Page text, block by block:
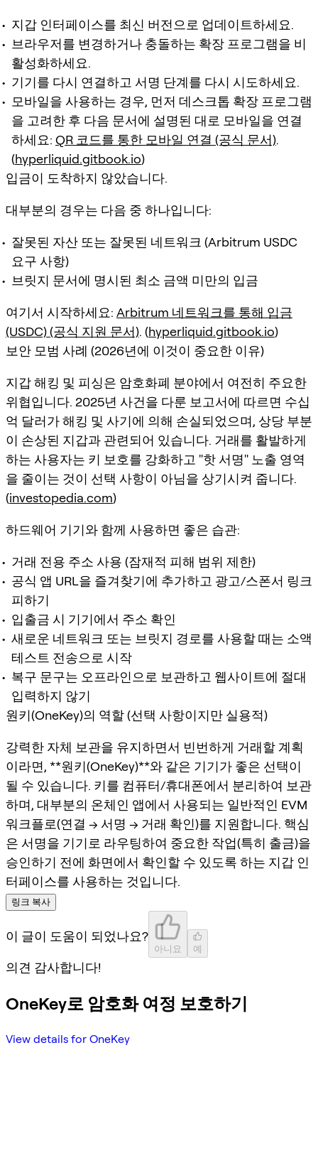
지갑 인터페이스를 최신 버전으로 업데이트하세요.
브라우저를 변경하거나 충돌하는 확장 프로그램을 비
활성화하세요.
기기를 다시 연결하고 서명 단계를 다시 시도하세요.
모바일을 사용하는 경우, 먼저 데스크톱 확장 프로그램
을 고려한 후 다음 문서에 설명된 대로 모바일을 연결
하세요: QR 코드를 통한 모바일 연결 (공식 문서).
(hyperliquid.gitbook.io)
입금이 도착하지 않았습니다.
대부분의 경우는 다음 중 하나입니다:
잘못된 자산 또는 잘못된 네트워크 (Arbitrum USDC
요구 사항)
브릿지 문서에 명시된 최소 금액 미만의 입금
여기서 시작하세요: Arbitrum 네트워크를 통해 입금
(USDC) (공식 지원 문서). (hyperliquid.gitbook.io)
보안 모범 사례 (2026년에 이것이 중요한 이유)
지갑 해킹 및 피싱은 암호화폐 분야에서 여전히 주요한
위협입니다. 2025년 사건을 다룬 보고서에 따르면 수십
억 달러가 해킹 및 사기에 의해 손실되었으며, 상당 부분
이 손상된 지갑과 관련되어 있습니다. 거래를 활발하게
하는 사용자는 키 보호를 강화하고 "핫 서명" 노출 영역
을 줄이는 것이 선택 사항이 아님을 상기시켜 줍니다.
(investopedia.com)
하드웨어 기기와 함께 사용하면 좋은 습관:
거래 전용 주소 사용 (잠재적 피해 범위 제한)
공식 앱 URL을 즐겨찾기에 추가하고 광고/스폰서 링크
피하기
입출금 시 기기에서 주소 확인
새로운 네트워크 또는 브릿지 경로를 사용할 때는 소액
테스트 전송으로 시작
복구 문구는 오프라인으로 보관하고 웹사이트에 절대
입력하지 않기
원키(OneKey)의 역할 (선택 사항이지만 실용적)
강력한 자체 보관을 유지하면서 빈번하게 거래할 계획
이라면, **원키(OneKey)**와 같은 기기가 좋은 선택이
될 수 있습니다. 키를 컴퓨터/휴대폰에서 분리하여 보관
하며, 대부분의 온체인 앱에서 사용되는 일반적인 EVM
워크플로(연결 → 서명 → 거래 확인)를 지원합니다. 핵심
은 서명을 기기로 라우팅하여 중요한 작업(특히 출금)을
승인하기 전에 화면에서 확인할 수 있도록 하는 지갑 인
터페이스를 사용하는 것입니다.
링크 복사
이 글이 도움이 되었나요?
아니요 예
의견 감사합니다!
OneKey로 암호화 여정 보호하기
View details for OneKey